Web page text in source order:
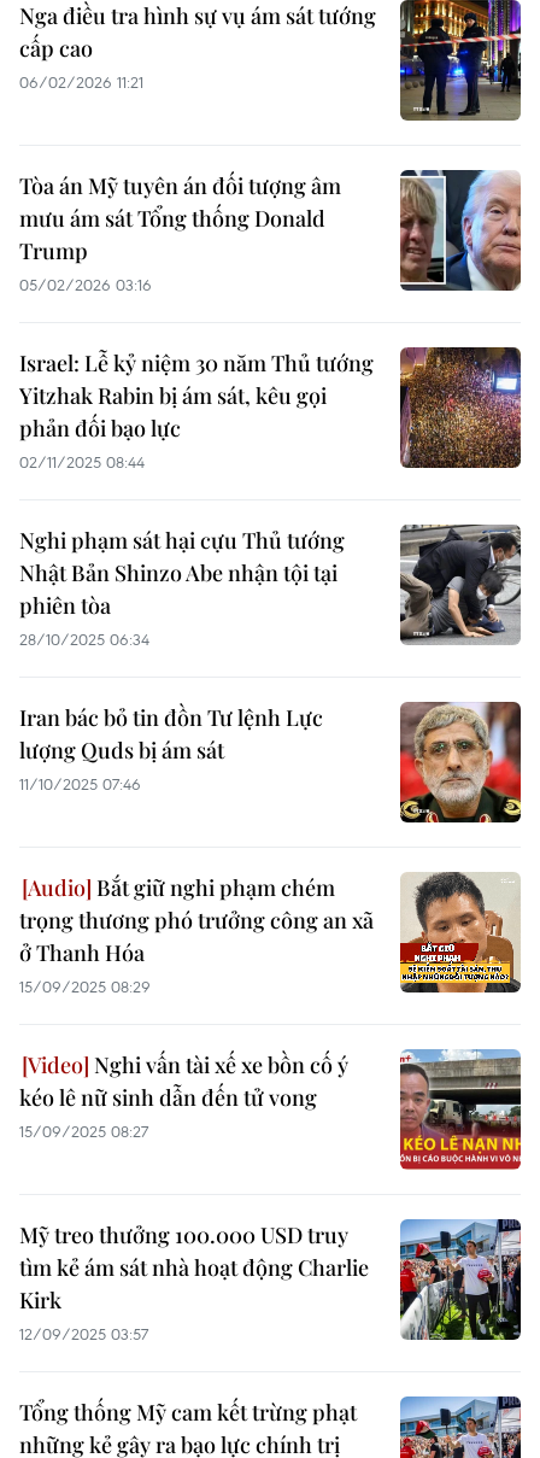
Nga điều tra hình sự vụ ám sát tướng
cấp cao
06/02/2026 11:21
Tòa án Mỹ tuyên án đối tượng âm
mưu ám sát Tổng thống Donald
Trump
05/02/2026 03:16
Israel: Lễ kỷ niệm 30 năm Thủ tướng
Yitzhak Rabin bị ám sát, kêu gọi
phản đối bạo lực
02/11/2025 08:44
Nghi phạm sát hại cựu Thủ tướng
Nhật Bản Shinzo Abe nhận tội tại
phiên tòa
28/10/2025 06:34
Iran bác bỏ tin đồn Tư lệnh Lực
lượng Quds bị ám sát
11/10/2025 07:46
Bắt giữ nghi phạm chém
trọng thương phó trưởng công an xã
ở Thanh Hóa
15/09/2025 08:29
Nghi vấn tài xế xe bồn cố ý
kéo lê nữ sinh dẫn đến tử vong
15/09/2025 08:27
Mỹ treo thưởng 100.000 USD truy
tìm kẻ ám sát nhà hoạt động Charlie
Kirk
12/09/2025 03:57
Tổng thống Mỹ cam kết trừng phạt
những kẻ gây ra bạo lực chính trị